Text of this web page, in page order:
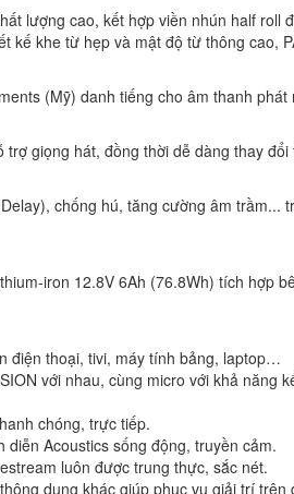
lượng cao, kết hợp viền nhún half
kế khe từ hẹp và mật độ từ thông cao,
(Mỹ) danh tiếng cho âm thanh
giọng hát, đồng thời dễ dàng thay
chống hú, tăng cường âm
iron 12.8V 6Ah (76.8Wh) tích hợp
điện thoại, tivi, máy tính bảng, laptop…
với nhau, cùng micro với khả
chóng, trực tiếp.
Acoustics sống động, truyền cảm.
luôn được trung thực, sắc nét.
dụng khác giúp phục vụ giải trí trên